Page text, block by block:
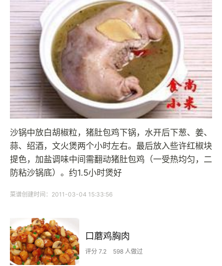
沙锅中放白胡椒粒，猪肚包鸡下锅，水开后下葱、姜、
蒜、绍酒，文火煲两个小时左右。最后放入些许红椒块
提色，加盐调味中间需翻动猪肚包鸡（一受热均匀，二
防粘沙锅底）。约1.5小时煲好
菜谱创建时间：2011-03-04 15:33:56
口蘑鸡胸肉
评分 7.2 598 人做过